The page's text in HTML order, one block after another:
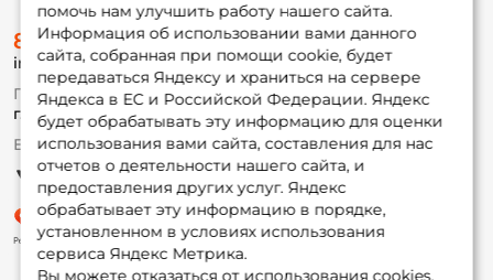
помочь нам улучшить работу нашего сайта.
Информация об использовании вами данного
сайта, собранная при помощи cookie, будет
передаваться Яндексу и храниться на сервере
Яндекса в ЕС и Российской Федерации. Яндекс
будет обрабатывать эту информацию для оценки
использования вами сайта, составления для нас
отчетов о деятельности нашего сайта, и
предоставления других услуг. Яндекс
обрабатывает эту информацию в порядке,
установленном в условиях использования
сервиса Яндекс Метрика.
Вы можете отказаться от использования cookies,
О магазине
Доставка
Оплата
Fox-bonus
Гуру
Партнерская программа
8 (495) 532-77-88
info@foxfishing.ru
По вопросам с заказом
г. Москва, ул. Плеханова д.7
Ежедневно 10:00 до 20:00